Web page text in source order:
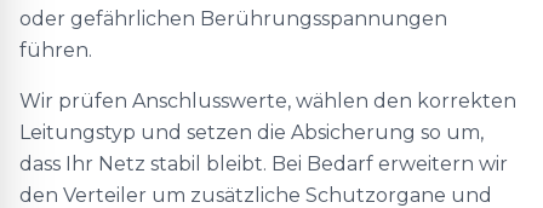
oder gefährlichen Berührungsspannungen
führen.
Wir prüfen Anschlusswerte, wählen den korrekten
Leitungstyp und setzen die Absicherung so um,
dass Ihr Netz stabil bleibt. Bei Bedarf erweitern wir
den Verteiler um zusätzliche Schutzorgane und